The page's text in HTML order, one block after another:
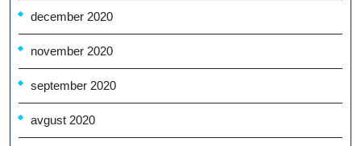
december 2020
november 2020
september 2020
avgust 2020